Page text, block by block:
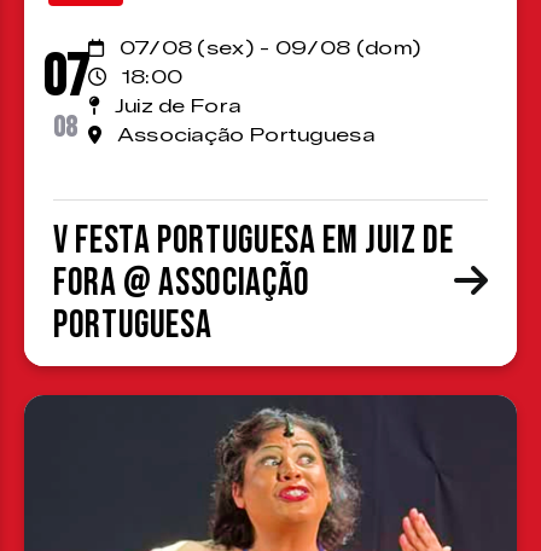
07
08
07/08 (sex) - 09/08 (dom)
18:00
Juiz de Fora
Associação Portuguesa
V Festa Portuguesa em Juiz de
Fora @ Associação
Portuguesa